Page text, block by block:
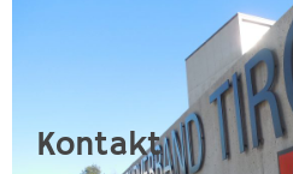
Kontakt
Landes-